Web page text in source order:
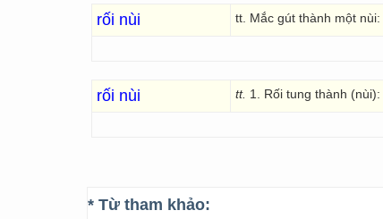
rối nùi tt. Mắc gút thành một nùi:
rối nùi tt. 1. Rối tung thành (nùi):
* Từ tham khảo: